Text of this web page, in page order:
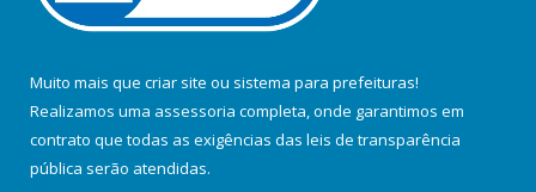
Muito mais que criar site ou sistema para prefeituras!
Realizamos uma assessoria completa, onde garantimos em
contrato que todas as exigências das leis de transparência
pública serão atendidas.